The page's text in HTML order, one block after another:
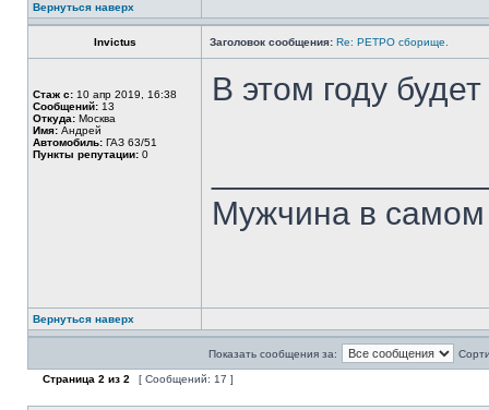
Вернуться наверх
Invictus Заголовок сообщения: Re: РЕТРО сборище.
Стаж с: 10 апр 2019, 16:38
Сообщений: 13
Откуда: Москва
Имя: Андрей
Автомобиль: ГАЗ 63/51
Пункты репутации: 0
В этом году
Мужчина в самом
Вернуться наверх
Показать сообщения за:
Страница 2 из 2 [ Сообщений: 17 ]